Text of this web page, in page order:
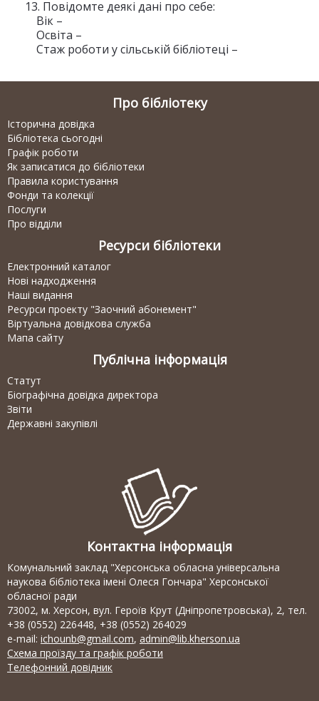
13. Повідомте деякі дані про себе:
Вік –
Освіта –
Стаж роботи у сільській бібліотеці –
Про бібліотеку
Історична довідка
Бібліотека сьогодні
Графік роботи
Як записатися до бібліотеки
Правила користування
Фонди та колекції
Послуги
Про відділи
Ресурси бібліотеки
Електронний каталог
Нові надходження
Наші видання
Ресурси проекту "Заочний абонемент"
Віртуальна довідкова служба
Мапа сайту
Публічна інформація
Статут
Біографічна довідка директора
Звіти
Державні закупівлі
Контактна інформація
Комунальний заклад "Херсонська обласна універсальна
наукова бібліотека імені Олеся Гончара" Херсонської
обласної ради
73002, м. Херсон, вул. Героїв Крут (Дніпропетровська), 2, тел.
+38 (0552) 226448, +38 (0552) 264029
e-mail: ichounb@gmail.com, admin@lib.kherson.ua
Схема проїзду та графік роботи
Телефонний довідник